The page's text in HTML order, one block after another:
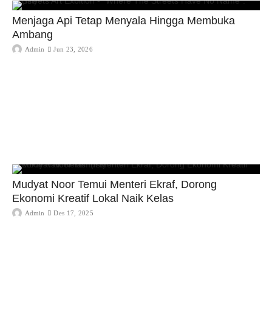
Menjaga Api Tetap Menyala Hingga Membuka
Ambang
Admin Jun 23, 2026
Mudyat Noor Temui Menteri Ekraf, Dorong
Ekonomi Kreatif Lokal Naik Kelas
Admin Des 17, 2025